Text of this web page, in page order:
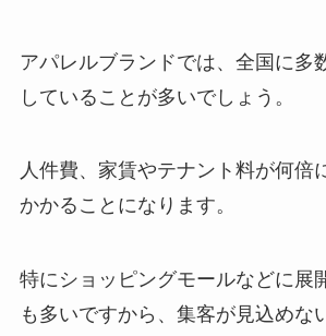
アパレルブランドでは、全国に多
していることが多いでしょう。
人件費、家賃やテナント料が何倍
かかることになります。
特にショッピングモールなどに展
も多いですから、集客が見込めな